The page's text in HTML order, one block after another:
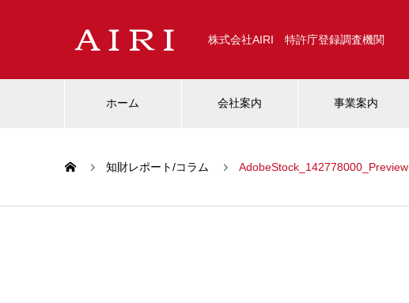
株式会社AIRI 特許庁登録調査機関
ホーム 会社案内 事業案内
知財レポート/コラム AdobeStock_142778000_Preview